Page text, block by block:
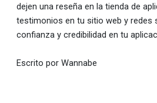
dejen una reseña en la tienda de
testimonios en tu sitio web y redes
confianza y credibilidad en tu
Escrito por Wannabe